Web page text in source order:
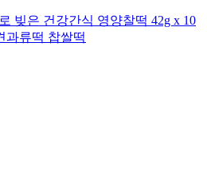
빚은 건강간식 영양찰떡 42g x 10
과류떡 찹쌀떡